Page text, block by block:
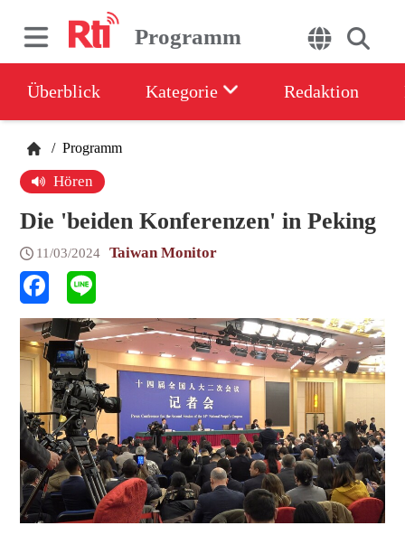
Programm
Überblick Kategorie Redaktion
/ Programm
Hören
Die 'beiden Konferenzen' in Peking
11/03/2024 Taiwan Monitor